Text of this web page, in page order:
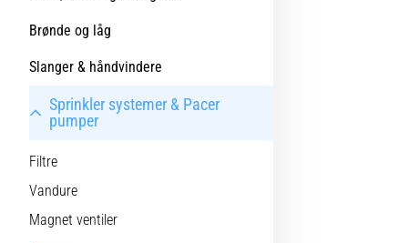
Brønde og låg
Slanger & håndvindere
Sprinkler systemer & Pacer
pumper
Filtre
Vandure
Magnet ventiler